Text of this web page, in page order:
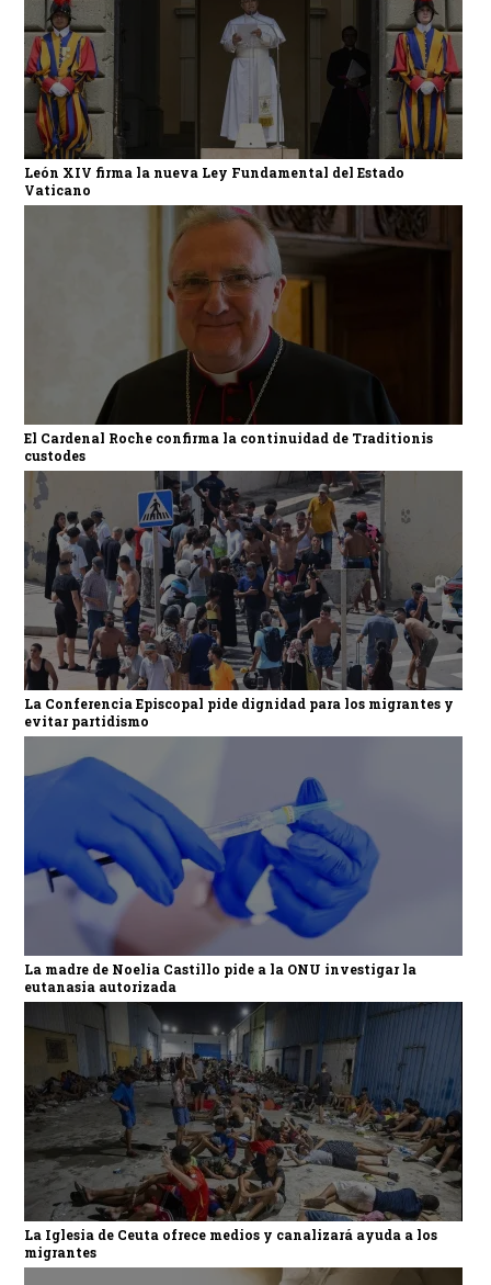
León XIV firma la nueva Ley Fundamental del Estado
Vaticano
El Cardenal Roche confirma la continuidad de Traditionis
custodes
La Conferencia Episcopal pide dignidad para los migrantes y
evitar partidismo
La madre de Noelia Castillo pide a la ONU investigar la
eutanasia autorizada
La Iglesia de Ceuta ofrece medios y canalizará ayuda a los
migrantes